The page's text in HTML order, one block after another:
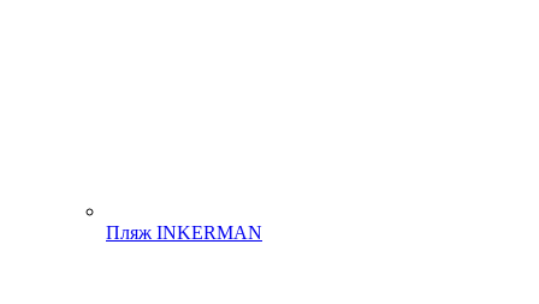
Пляж INKERMAN